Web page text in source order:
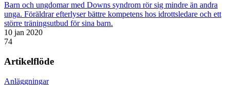
Barn och ungdomar med Downs syndrom rör sig mindre än andra
unga. Föräldrar efterlyser bättre kompetens hos idrottsledare och ett
större träningsutbud för sina barn.
10 jan 2020
74
Artikelflöde
Anläggningar